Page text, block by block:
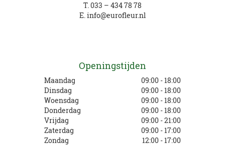
T.033 – 434 78 78
E.info@eurofleur.nl
Openingstijden
Maandag
09:00 - 18:00
Dinsdag
09:00 - 18:00
Woensdag
09:00 - 18:00
Donderdag
09:00 - 18:00
Vrijdag
09:00 - 21:00
Zaterdag
09:00 - 17:00
Zondag
12:00 - 17:00